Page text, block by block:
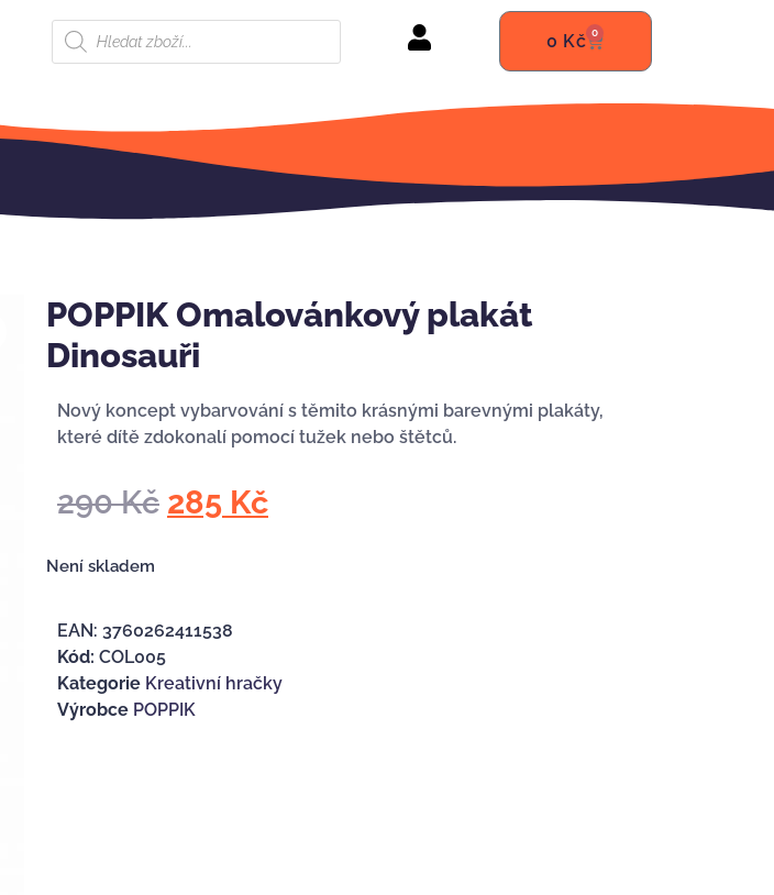
0 Kč 0
POPPIK Omalovánkový plakát
Dinosauři
Nový koncept vybarvování s těmito krásnými barevnými plakáty,
které dítě zdokonalí pomocí tužek nebo štětců.
290Kč 285 Kč
Není skladem
EAN: 3760262411538
Kód: COL005
Kategorie Kreativní hračky
Výrobce POPPIK